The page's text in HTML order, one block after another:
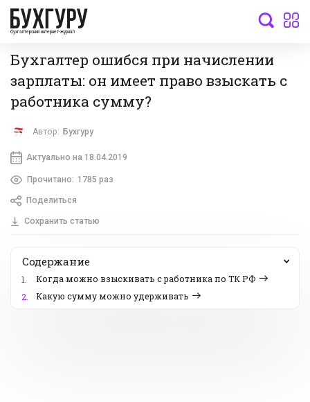
бухгалтерский интернет-журнал
Бухгалтер ошибся при начислении
зарплаты: он имеет право взыскать с
работника сумму?
Автор: Бухгуру
Актуально на 18.04.2019
Прочитано: 1785 раз
Поделиться
Сохранить статью
Содержание
1.
Когда можно взыскивать с работника по ТК РФ
2.
Какую сумму можно удерживать